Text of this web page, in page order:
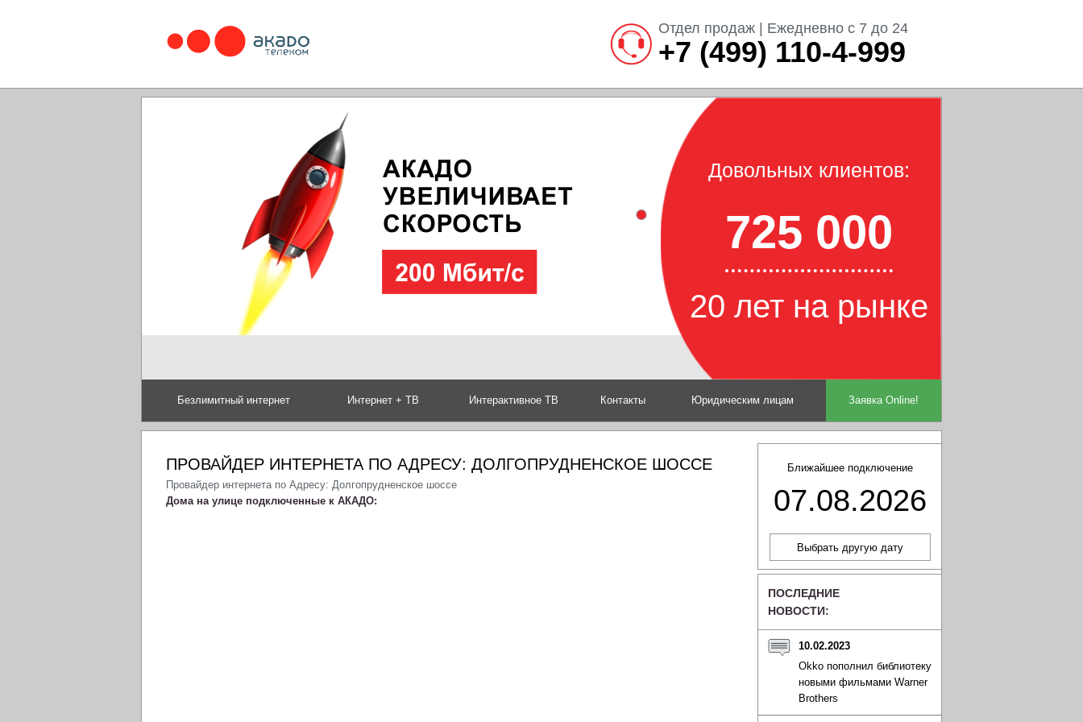
Отдел продаж | Ежедневно с 7 до 24
+7 (499) 110-4-999
Довольных клиентов:
725 000
20 лет на рынке
Безлимитный интернет Интернет + ТВ Интерактивное ТВ Контакты Юридическим лицам Заявка Online!
Ближайшее подключение
07.08.2026
ПОСЛЕДНИЕ
НОВОСТИ:
10.02.2023
Okko пополнил библиотеку
новыми фильмами Warner
Brothers
ПРОВАЙДЕР ИНТЕРНЕТА ПО АДРЕСУ: ДОЛГОПРУДНЕНСКОЕ ШОССЕ
Провайдер интернета по Адресу: Долгопрудненское шоссе
Дома на улице подключенные к АКАДО: